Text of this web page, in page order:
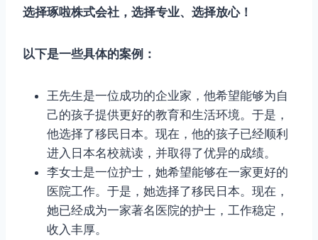
选择琢啦株式会社，选择专业、选择放心！
以下是一些具体的案例：
王先生是一位成功的企业家，他希望能够为自
己的孩子提供更好的教育和生活环境。于是，
他选择了移民日本。现在，他的孩子已经顺利
进入日本名校就读，并取得了优异的成绩。
李女士是一位护士，她希望能够在一家更好的
医院工作。于是，她选择了移民日本。现在，
她已经成为一家著名医院的护士，工作稳定，
收入丰厚。